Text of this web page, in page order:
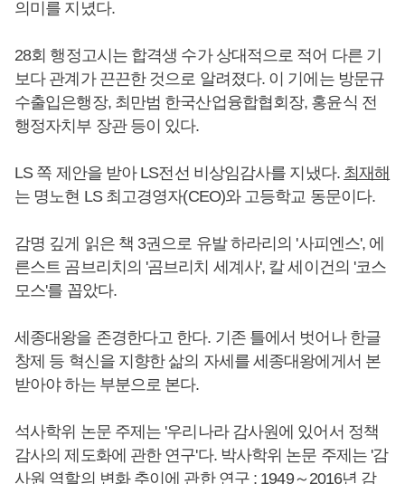
의미를 지녔다.
28회 행정고시는 합격생 수가 상대적으로 적어 다른 기
보다 관계가 끈끈한 것으로 알려졌다. 이 기에는 방문규
수출입은행장, 최만범 한국산업융합협회장, 홍윤식 전
행정자치부 장관 등이 있다.
LS 쪽 제안을 받아 LS전선 비상임감사를 지냈다. 최재해
는 명노현 LS 최고경영자(CEO)와 고등학교 동문이다.
감명 깊게 읽은 책 3권으로 유발 하라리의 '사피엔스', 에
른스트 곰브리치의 '곰브리치 세계사', 칼 세이건의 '코스
모스'를 꼽았다.
세종대왕을 존경한다고 한다. 기존 틀에서 벗어나 한글
창제 등 혁신을 지향한 삶의 자세를 세종대왕에게서 본
받아야 하는 부분으로 본다.
석사학위 논문 주제는 '우리나라 감사원에 있어서 정책
감사의 제도화에 관한 연구'다. 박사학위 논문 주제는 '감
사원 역할의 변화 추이에 관한 연구 : 1949～2016년 감